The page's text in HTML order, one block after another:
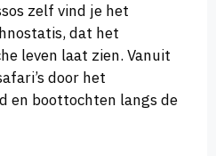
zelf vind je het
dat het
leven laat zien. Vanuit
door het
en boottochten langs de